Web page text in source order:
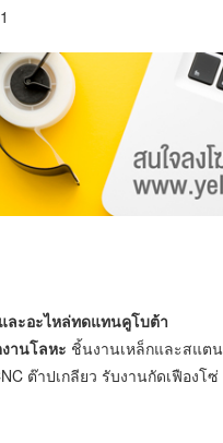
ละอะไหล่ทดแทนคูโบต้า
านโลหะ ชิ้นงานเหล็กและสแต
ต๊าปเกลียว รับงานกัดเฟืองโซ่